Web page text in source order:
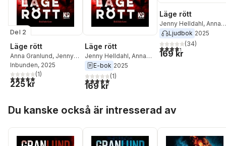
Del 2
Läge rött
Anna Granlund, Jenny
Helldahl
Inbunden, 2025
5,0utav 5 stjärnor. Totalt antal röster:
(1)
225 kr
Läge rött
Jenny Helldahl, Anna
Granlund
E-bok 2025
5,0utav 5 stjärnor. Totalt antal röster:
(1)
169 kr
Läge rött
Jenny Helldahl, Anna
Granlund
Ljudbok 2025
4,3utav 5 stjärnor.
(34)
169 kr
Du kanske också är intresserad av